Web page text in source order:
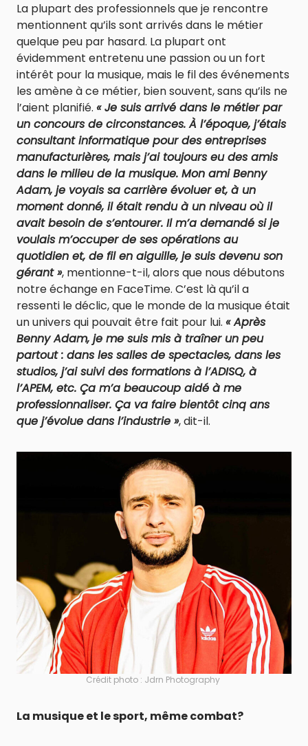
La plupart des professionnels que je rencontre
mentionnent qu’ils sont arrivés dans le métier
quelque peu par hasard. La plupart ont
évidemment entretenu une passion ou un fort
intérêt pour la musique, mais le fil des événements
les amène à ce métier, bien souvent, sans qu’ils ne
l’aient planifié. « Je suis arrivé dans le métier par
un concours de circonstances. À l’époque, j’étais
consultant informatique pour des entreprises
manufacturières, mais j’ai toujours eu des amis
dans le milieu de la musique. Mon ami Benny
Adam, je voyais sa carrière évoluer et, à un
moment donné, il était rendu à un niveau où il
avait besoin de s’entourer. Il m’a demandé si je
voulais m’occuper de ses opérations au
quotidien et, de fil en aiguille, je suis devenu son
gérant », mentionne-t-il, alors que nous débutons
notre échange en FaceTime. C’est là qu’il a
ressenti le déclic, que le monde de la musique était
un univers qui pouvait être fait pour lui. « Après
Benny Adam, je me suis mis à traîner un peu
partout : dans les salles de spectacles, dans les
studios, j’ai suivi des formations à l’ADISQ, à
l’APEM, etc. Ça m’a beaucoup aidé à me
professionnaliser. Ça va faire bientôt cinq ans
que j’évolue dans l’industrie », dit-il.
Crédit photo : Jdrn Photography
La musique et le sport, même combat?